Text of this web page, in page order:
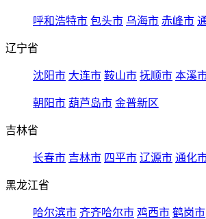
呼和浩特市 包头市 乌海市 赤峰市
辽宁省
沈阳市 大连市 鞍山市 抚顺市 本溪
朝阳市 葫芦岛市 金普新区
吉林省
长春市 吉林市 四平市 辽源市 通化
黑龙江省
哈尔滨市 齐齐哈尔市 鸡西市 鹤岗市